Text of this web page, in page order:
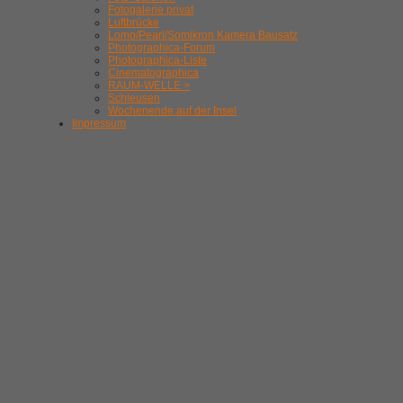
Fotogalerie privat
Luftbrücke
Lomo/Pearl/Somikron Kamera Bausatz
Photographica-Forum
Photographica-Liste
Cinematographica
RAUM-WELLE >
Schleusen
Wochenende auf der Insel
Impressum